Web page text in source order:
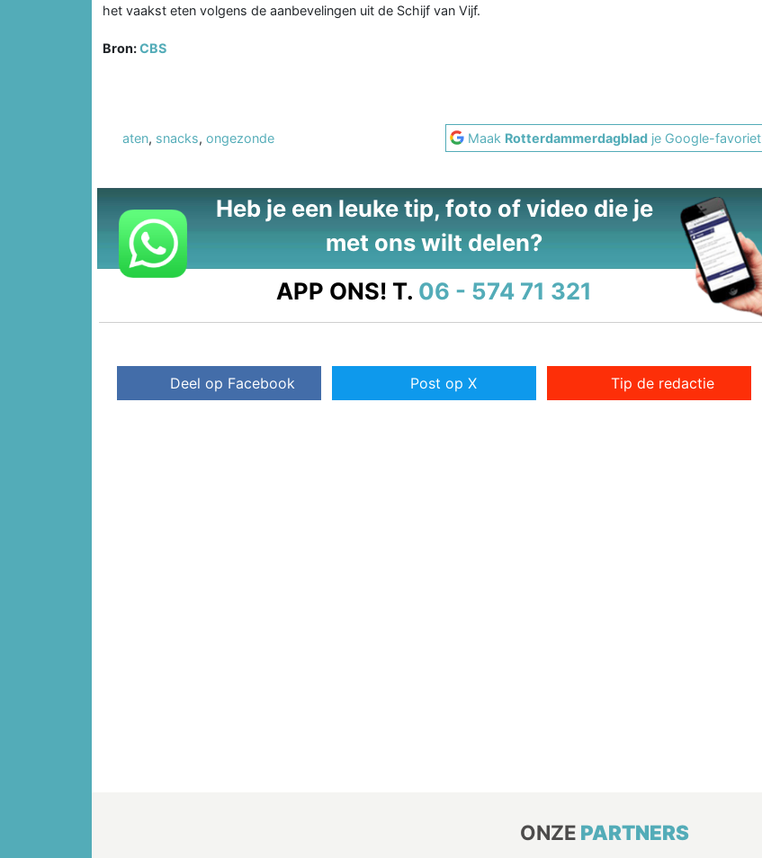
het vaakst eten volgens de aanbevelingen uit de Schijf van Vijf.
Bron:CBS
aten, snacks, ongezonde Maak Rotterdammerdagblad je Google-favoriet
Heb je een leuke tip, foto of video die je
met ons wilt delen?
APP ONS! T. 06 - 574 71 321
Deel op Facebook Post op X Tip de redactie
ONZE PARTNERS